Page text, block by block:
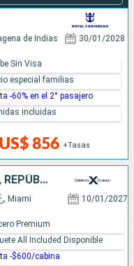
de Indias 30/01/2028
US$ 856 +Tasas
Sin Visa
especial familias
-60% en el 2° pasajero
incluidas
ESTADOS UNIDOS, SAN MARTÍN, REPÚBLICA DOMINICANA
Miami 10/01/2027
Premium
All Included Disponible
-$600/cabina